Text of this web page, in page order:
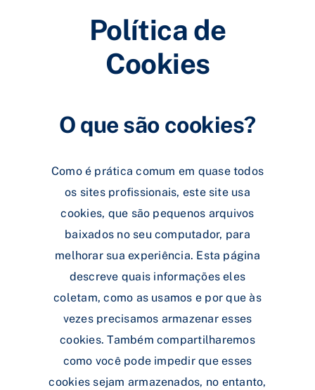
Política de
Cookies
O que são cookies?
Como é prática comum em quase todos
os sites profissionais, este site usa
cookies, que são pequenos arquivos
baixados no seu computador, para
melhorar sua experiência. Esta página
descreve quais informações eles
coletam, como as usamos e por que às
vezes precisamos armazenar esses
cookies. Também compartilharemos
como você pode impedir que esses
cookies sejam armazenados, no entanto,